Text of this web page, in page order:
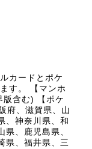
カードとポケ
す。 【マンホ
版含む) 【ポケ
府、滋賀県、山
、神奈川県、和
県、鹿児島県、
県、福井県、三